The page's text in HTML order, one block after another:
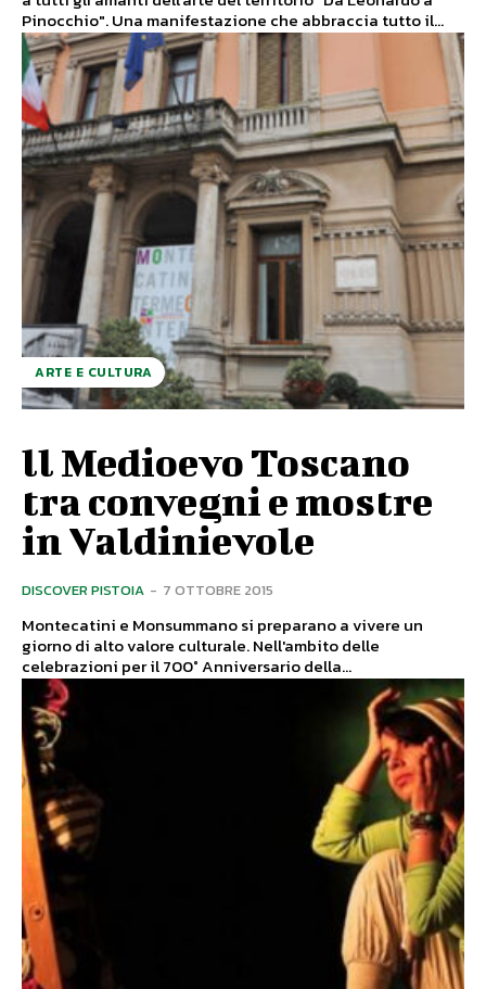
Pinocchio". Una manifestazione che abbraccia tutto il...
ARTE E CULTURA
ll Medioevo Toscano
tra convegni e mostre
in Valdinievole
DISCOVER PISTOIA - 7 OTTOBRE 2015
Montecatini e Monsummano si preparano a vivere un
giorno di alto valore culturale. Nell'ambito delle
celebrazioni per il 700° Anniversario della...